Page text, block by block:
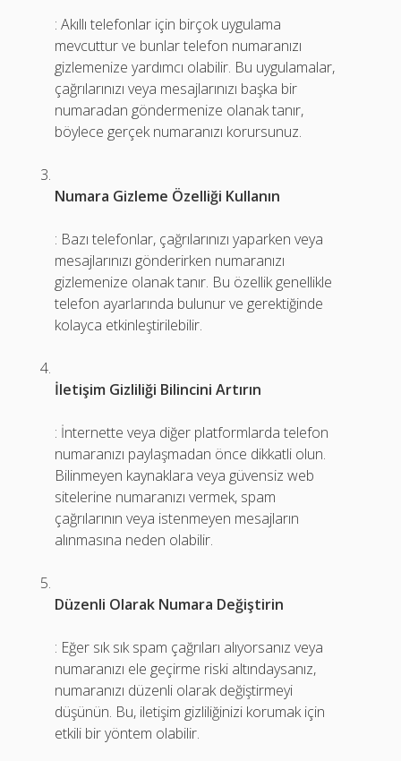
: Akıllı telefonlar için birçok uygulama
mevcuttur ve bunlar telefon numaranızı
gizlemenize yardımcı olabilir. Bu uygulamalar,
çağrılarınızı veya mesajlarınızı başka bir
numaradan göndermenize olanak tanır,
böylece gerçek numaranızı korursunuz.
Numara Gizleme Özelliği Kullanın
: Bazı telefonlar, çağrılarınızı yaparken veya
mesajlarınızı gönderirken numaranızı
gizlemenize olanak tanır. Bu özellik genellikle
telefon ayarlarında bulunur ve gerektiğinde
kolayca etkinleştirilebilir.
İletişim Gizliliği Bilincini Artırın
: İnternette veya diğer platformlarda telefon
numaranızı paylaşmadan önce dikkatli olun.
Bilinmeyen kaynaklara veya güvensiz web
sitelerine numaranızı vermek, spam
çağrılarının veya istenmeyen mesajların
alınmasına neden olabilir.
Düzenli Olarak Numara Değiştirin
: Eğer sık sık spam çağrıları alıyorsanız veya
numaranızı ele geçirme riski altındaysanız,
numaranızı düzenli olarak değiştirmeyi
düşünün. Bu, iletişim gizliliğinizi korumak için
etkili bir yöntem olabilir.